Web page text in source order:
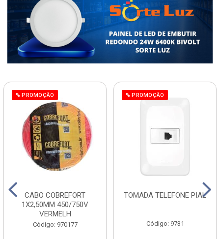
% PROMOÇÃO
CABO COBREFORT
1X2,50MM 450/750V
VERMELH
Código: 970177
% PROMOÇÃO
TOMADA TELEFONE PIAL
Código: 9731